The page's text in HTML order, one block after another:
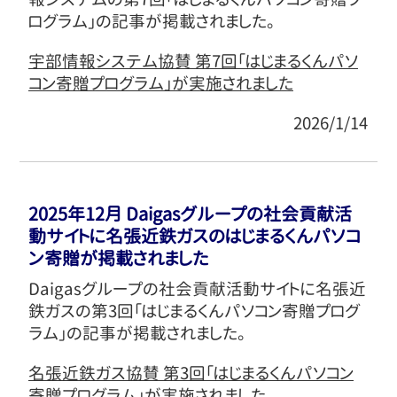
ログラム」の記事が掲載されました。
宇部情報システム協賛 第7回｢はじまるくんパソ
コン寄贈プログラム｣が実施されました
2026/1/14
2025年12月 Daigasグループの社会貢献活
動サイトに名張近鉄ガスのはじまるくんパソコ
ン寄贈が掲載されました
Daigasグループの社会貢献活動サイトに名張近
鉄ガスの第3回「はじまるくんパソコン寄贈プログ
ラム」の記事が掲載されました。
名張近鉄ガス協賛 第3回｢はじまるくんパソコン